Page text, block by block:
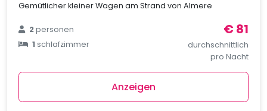
Gemütlicher kleiner Wagen am Strand von Almere
2personen
1schlafzimmer
€ 81
durchschnittlich
pro Nacht
Anzeigen